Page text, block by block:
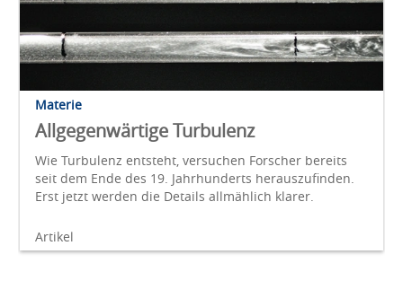
Materie
Allgegenwärtige Turbulenz
Wie Turbulenz entsteht, versuchen Forscher bereits
seit dem Ende des 19. Jahrhunderts herauszufinden.
Erst jetzt werden die Details allmählich klarer.
Artikel